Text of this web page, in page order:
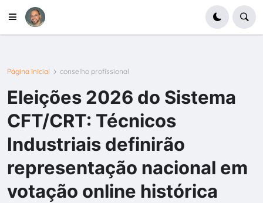
Página inicial conselho profissional
Eleições 2026 do Sistema
CFT/CRT: Técnicos
Industriais definirão
representação nacional em
votação online histórica